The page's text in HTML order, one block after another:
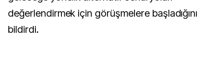
değerlendirmek için görüşmelere başladığını
bildirdi.